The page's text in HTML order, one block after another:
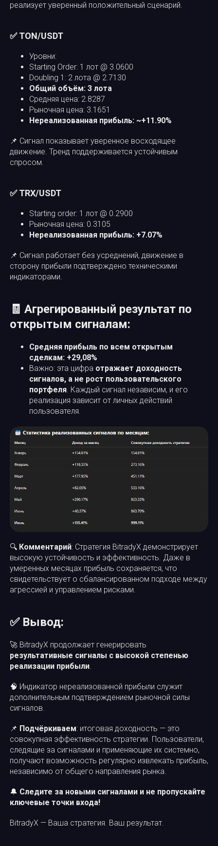
реализует уверенный положительный сценарий.
✅ TON/USDT
Уровни:
Starting Order: 1 лот @ 3.0600
Doubling 1: 2 лота @ 2.7130
Общий объём: 3 лота
Средняя цена: 2.8287
Рыночная цена: 3.1651
Нереализованная прибыль: ~+11.90%
📌 Сигнал показывает уверенное восходящее
движение. Тренд поддерживается устойчивым
спросом.
✅ TRX/USDT
Starting order: 1 лот @ 0.2900
Рыночная цена: 0.3105
Нереализованная прибыль: +7.07%
📌 Сигнал работает без усреднений, движение в
сторону прибыли подтверждено техническими
индикаторами.
🧾 Агрегированный результат по
открытым сигналам:
Средняя прибыль по всем открытым
сделкам: +29,08%
Важно: эта цифра отражает доходность
сигналов, а не рост пользовательского
портфеля. Каждый сигнал независим, и его
реализация зависит от личных действий
пользователя.
🔍 Комментарий: Стратегия BitradyX демонстрирует
высокую устойчивость и эффективность. Даже в
умеренных месяцах прибыль сохраняется, что
свидетельствует о сбалансированном подходе между
агрессией и управлением рисками.
✅ Вывод:
🚀 BitradyX продолжает генерировать
результативные сигналы с высокой степенью
реализации прибыли
🧠 Индикатор нереализованной прибыли служит
дополнительным подтверждением рыночной силы
сигналов.
📌 Подчёркиваем: итоговая доходность — это
совокупная эффективность стратегии. Пользователи,
следящие за сигналами и применяющие их системно,
получают возможность регулярно извлекать прибыль,
независимо от общего направления рынка.
🔔 Следите за новыми сигналами и не пропускайте
ключевые точки входа!
BitradyX — Ваша стратегия. Ваш результат.